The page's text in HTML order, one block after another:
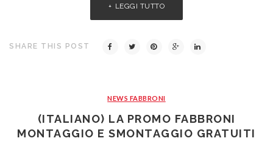
LEGGI TUTTO
SHARE THIS POST
NEWS FABBRONI
(ITALIANO) LA PROMO FABBRONI
MONTAGGIO E SMONTAGGIO GRATUITI